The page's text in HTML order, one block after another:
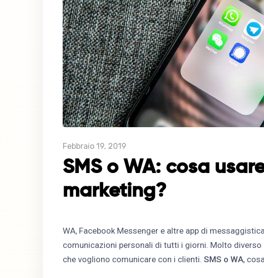
Febbraio 19, 2019
SMS o WA: cosa
marketing?
WA, Facebook Messenger e altre app di
comunicazioni personali di tutti i giorni. Molto diverso
che vogliono comunicare con i clienti. SMS o WA,